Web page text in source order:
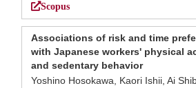
Scopus
Associations of risk and time
with Japanese workers' physical
and sedentary behavior
Yoshino Hosokawa, Kaori Ishii, Ai